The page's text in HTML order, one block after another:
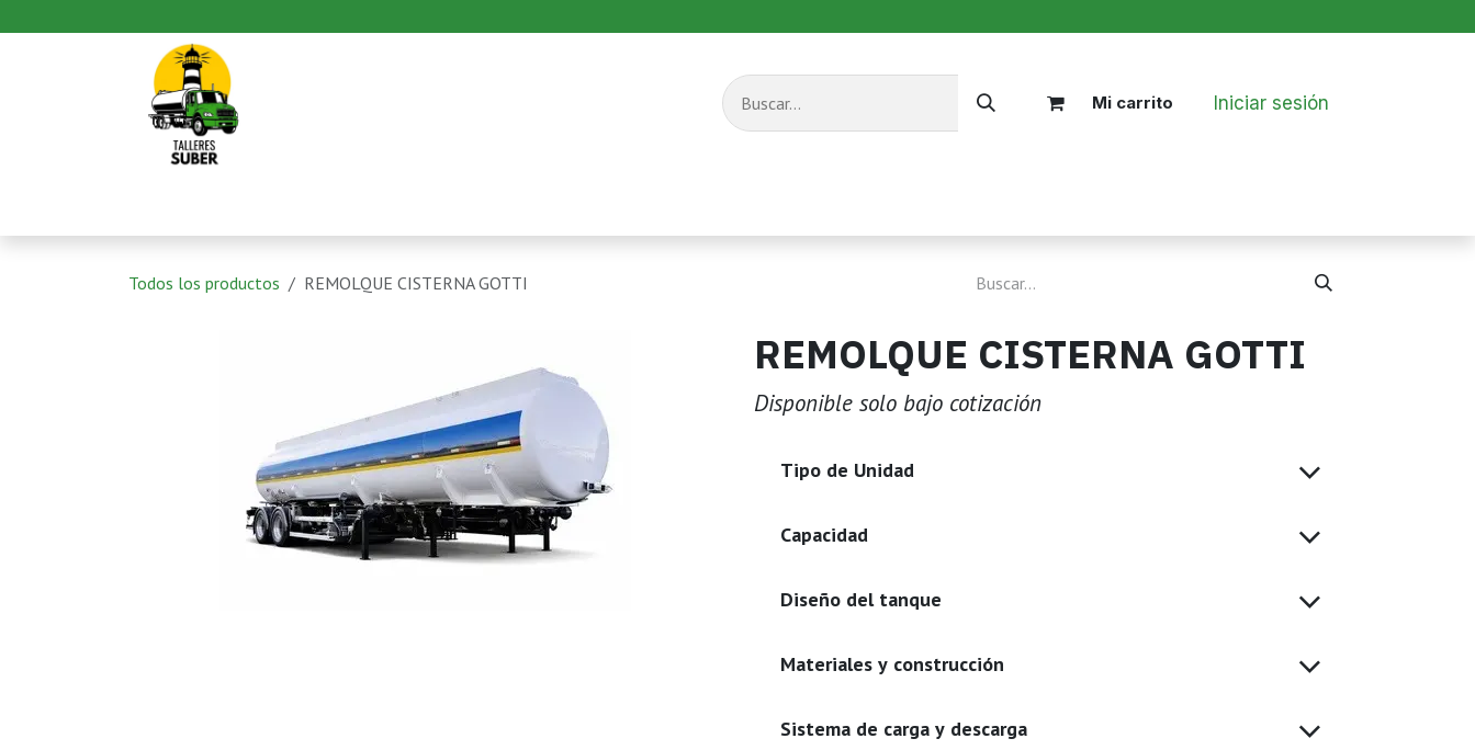
Mi carrito Iniciar sesión
Todos los productos REMOLQUE CISTERNA GOTTI
REMOLQUE CISTERNA GOTTI
Disponible solo bajo cotización
Tipo de Unidad
Capacidad
Diseño del tanque
Materiales y construcción
Sistema de carga y descarga